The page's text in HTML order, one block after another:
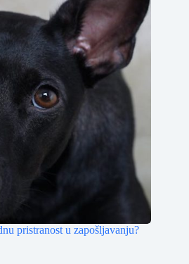
pristranost u zapošljavanju?